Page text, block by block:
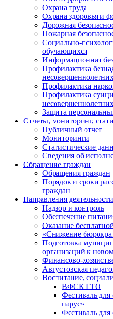
Охрана труда
Охрана здоровья и
Дорожная
Пожарная
Социально-
обучающихся
Информационная
Профилактика
Профилактика
Профилактика
несовершеннолетних
Защита
Отчеты, мониторинг,
Публичный отчет
Мониторинги
Статистические
Сведения об
Обращение граждан
Обращения граждан
Порядок и сроки
граждан
Направления деятельности
Надзор и контроль
Обеспечение
Оказание
«Снижение
Подготовка
организаций к
Финансово-
Августовская
Воспитание,
ВФСК ГТО
Фестиваль
парус»
Фестиваль